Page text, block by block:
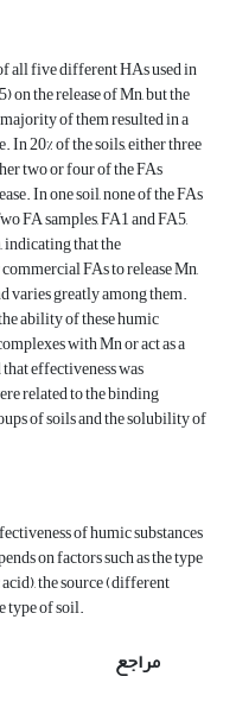
all five different HAs used in
the release of Mn, but the
of them resulted in a
20% of the soils, either three
two or four of the FAs
In one soil, none of the FAs
FA samples, FA1 and FA5,
that the
FAs to release Mn,
varies greatly among them.
ability of these humic
with Mn or act as a
effectiveness was
related to the binding
of soils and the solubility of
of humic substances
on factors such as the type
the source (different
type of soil.
مراجع